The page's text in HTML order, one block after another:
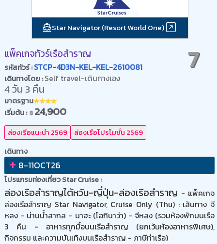
Star Navigator (Resort World One)
แพ็คเกจทัวร์เรือสำราญ
รหัสทัวร์ :STCP-4D3N-KEL-KEL-2610081 7
เดินทางโดย :Self travel-เดินทางเอง
4 วัน 3 คืน
มาตรฐาน
เริ่มต้น : ฿ 24,900
ล่องเรือแนะนำ 2569
ล่องเรือโปรโมชั่น 2569
เดินทาง
+ 8-11OCT26
โปรแกรมท่องเที่ยว Star Cruise :
ล่องเรือสำราญไต้หวัน-ญี่ปุ่น-ล่องเรือสำราญ - แพ็คเกจ
ล่องเรือสำราญ Star Navigator, Cruise Only (Thu) : เส้นทาง จี
หลง - น่านน้ำสากล - นาฮะ (โอกินาว่า) - จีหลง (รวมห้องพักบนเรือ
3 คืน - อาหารทุกมื้อบนเรือสำราญ (ยกเว้นห้องอาหารพิเศษ),
กิจกรรม และความบันเทิงบนเรือสำราญ - ภาษีท่าเรือ)